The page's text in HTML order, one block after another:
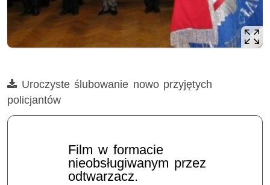
Film
Uroczyste ślubowanie nowo przyjętych
policjantów
Opis filmu: ślubowanie, uroczystości, dobór
Film w formacie
nieobsługiwanym przez
odtwarzacz.